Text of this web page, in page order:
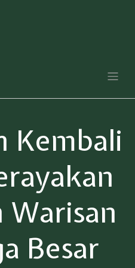
Kembali
Besar